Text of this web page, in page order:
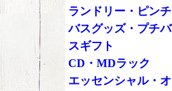
ランドリー・ピンチ
バスグッズ・プチバ
スギフト
CD・MDラック
エッセンシャル・オ